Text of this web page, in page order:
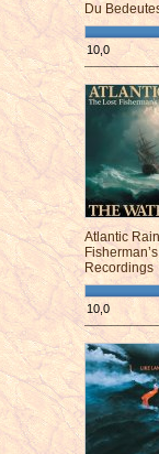
Du
10,0
Atlantic
Recordings
10,0